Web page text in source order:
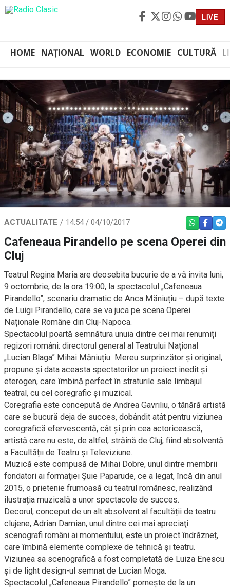
LIVE
HOME NAȚIONAL WORLD ECONOMIE CULTURĂ
ACTUALITATE 14:54 / 04/10/2017 WHATSAPP
Cafeneaua Pirandello pe scena Operei din
Cluj
Teatrul Regina Maria are deosebita bucurie de a vă invita luni,
9 octombrie, de la ora 19:00, la spectacolul „Cafeneaua
Pirandello”, scenariu dramatic de Anca Măniuțiu – după texte
de Luigi Pirandello, care se va juca pe scena Operei
Naționale Române din Cluj-Napoca.
Spectacolul poartă semnătura unuia dintre cei mai renumiți
regizori români: directorul general al Teatrului Național
„Lucian Blaga” Mihai Măniuțiu. Mereu surprinzător și original,
propune și data aceasta spectatorilor un proiect inedit și
eterogen, care îmbină perfect în straturile sale limbajul
teatral, cu cel coregrafic și muzical.
Coregrafia este concepută de Andrea Gavriliu, o tânără artistă
care se bucură deja de succes, dobândit atât pentru viziunea
coregrafică efervescentă, cât și prin cea actoricească,
artistă care nu este, de altfel, străină de Cluj, fiind absolventă
a Facultății de Teatru și Televiziune.
Muzică este compusă de Mihai Dobre, unul dintre membrii
fondatori ai formaţiei Şuie Paparude, ce a legat, încă din anul
2015, o prietenie frumoasă cu teatrul românesc, realizând
ilustrația muzicală a unor spectacole de succes.
Decorul, conceput de un alt absolvent al facultății de teatru
clujene, Adrian Damian, unul dintre cei mai apreciaţi
scenografi români ai momentului, este un proiect îndrăzneț,
care îmbină elemente complexe de tehnică și teatru.
Viziunea sa scenografică a fost completată de Luiza Enescu
și de light design-ul semnat de Lucian Moga.
Spectacolul „Cafeneaua Pirandello” pornește de la un